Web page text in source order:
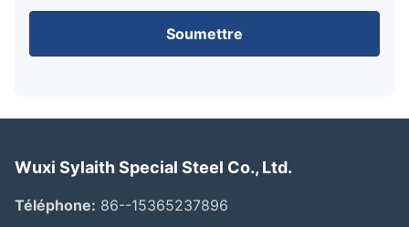
Soumettre
Wuxi Sylaith Special Steel Co., Ltd.
Téléphone: 86--15365237896